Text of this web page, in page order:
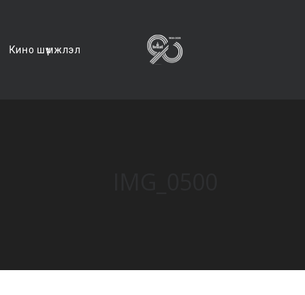
Кино шүүмжлэл